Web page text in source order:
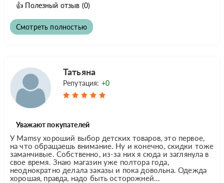
👍 Полезный отзыв (0)
Смотреть полностью
Татьяна
Репутация: +0
Уважают покупателей
У Mamsy хороший выбор детских товаров, это первое,
на что обращаешь внимание. Ну и конечно, скидки тоже
заманчивые. Собственно, из-за них я сюда и заглянула в
свое время. Знаю магазин уже полтора года,
неоднократно делала заказы и пока довольна. Одежда
хорошая, правда, надо быть осторожней...